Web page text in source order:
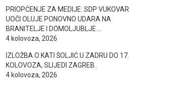
PRIOPĆENJE ZA MEDIJE: SDP VUKOVAR
UOČI OLUJE PONOVNO UDARA NA
BRANITELJE I DOMOLJUBLJE….
4 kolovoza, 2026
IZLOŽBA O KATI ŠOLJIĆ U ZADRU DO 17.
KOLOVOZA, SLIJEDI ZAGREB..
4 kolovoza, 2026